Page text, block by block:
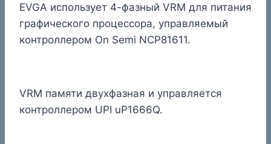
EVGA использует 4-фазный VRM для питания
графического процессора, управляемый
контроллером On Semi NCP81611.
VRM памяти двухфазная и управляется
контроллером UPI uP1666Q.